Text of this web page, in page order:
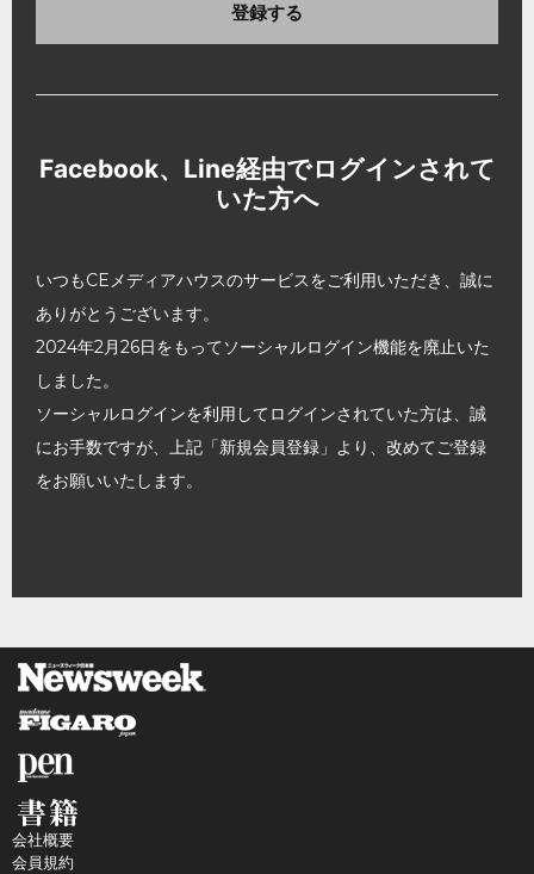
登録する
Facebook、Line経由でログインされて
いた方へ
いつもCEメディアハウスのサービスをご利用いただき、誠に
ありがとうございます。
2024年2月26日をもってソーシャルログイン機能を廃止いた
しました。
ソーシャルログインを利用してログインされていた方は、誠
にお手数ですが、上記「新規会員登録」より、改めてご登録
をお願いいたします。
会社概要
会員規約